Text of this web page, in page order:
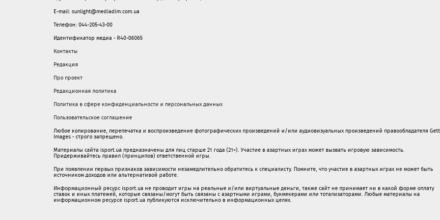
E-mail: sunlight@mediadim.com.ua
Телефон: 044-205-43-00
Идентификатор медиа - R40-06065
Контакты
Редакция
Про проект
Редакционная политика
Политика в сфере конфиденциальности и персональных данных
Пользовательское соглашение
Любое копирование, перепечатка и воспроизведение фотографических произведений и/или аудиовизуальных произведений правообладателя
Images - строго запрещено.
Материалы сайта isport.ua предназначены для лиц старше 21 года (21+). Участие в азартных играх может вызвать игровую зависимость.
Придерживайтесь правил (принципов) ответственной игры.
При появлении первых признаков зависимости незамедлительно обратитесь к специалисту. Помните, что участие в азартных играх не может быть
источником доходов или альтернативой работе.
Информационный ресурс isport.ua не проводит игры на реальные и/или виртуальные деньги, также сайт не принимает ни в какой форме oплaту
ставок и иных платежей, которые связаны/могут быть связаны c азартными игрaми, букмекерами или тотализаторами. Любые материалы на
информационном ресурсе isport.ua публикуютcя исключительно в информационных целях.